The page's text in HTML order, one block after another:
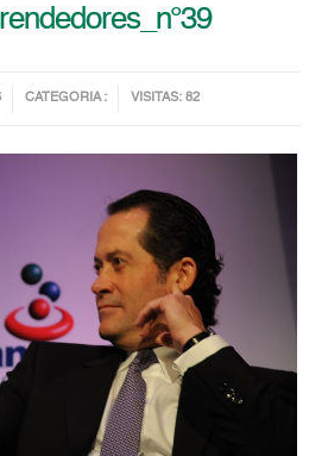
CATEGORIA : VISITAS: 82